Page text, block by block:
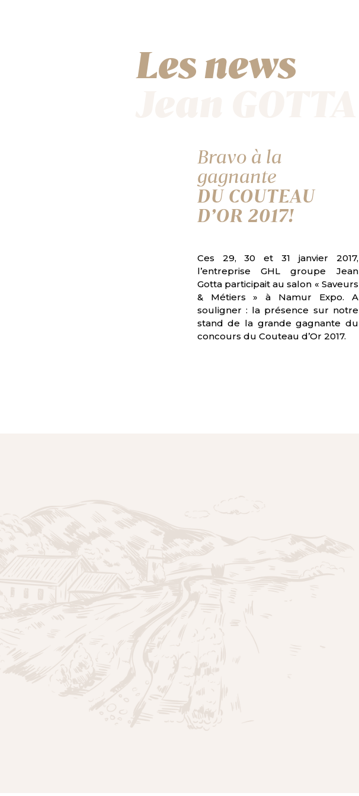
Les news
Bravo à la
gagnante
DU COUTEAU
D’OR 2017!
Ces 29, 30 et 31 janvier 2017,
l’entreprise GHL groupe Jean
Gotta participait au salon « Saveurs
& Métiers » à Namur Expo. A
souligner : la présence sur notre
stand de la grande gagnante du
concours du Couteau d’Or 2017.